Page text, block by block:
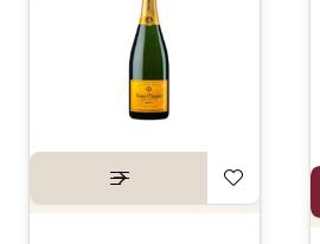
Странски Вина
Тиквеш